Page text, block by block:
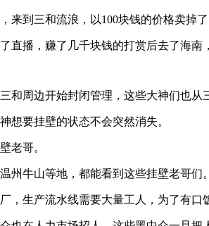
来到三和流浪，以100块钱的价格卖掉
直播，赚了几千块钱的打赏后去了海南
和周边开始封闭管理，这些大神们也从
想要挂壁的状态不会突然消失。
老哥。
州牛山等地，都能看到这些挂壁老哥们。
，生产流水线需要大量工人，为了有口